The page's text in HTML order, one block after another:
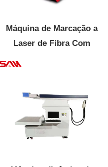
Máquina de Marcação a
Laser de Fibra Com